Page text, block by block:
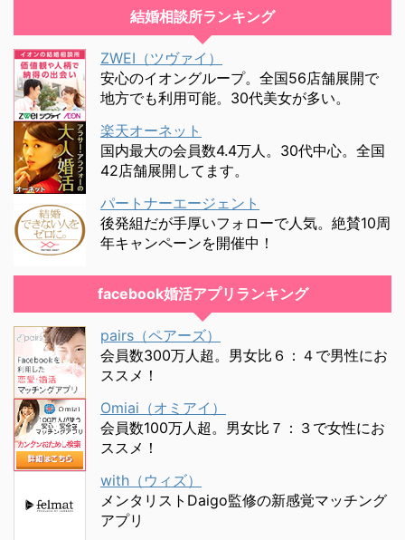
結婚相談所ランキング
ZWEI（ツヴァイ）
安心のイオングループ。全国56店舗展開で
地方でも利用可能。30代美女が多い。
楽天オーネット
国内最大の会員数4.4万人。30代中心。全国
42店舗展開してます。
パートナーエージェント
後発組だが手厚いフォローで人気。絶賛10周
年キャンペーンを開催中！
facebook婚活アプリランキング
pairs（ペアーズ）
会員数300万人超。男女比６：４で男性にお
ススメ！
Omiai（オミアイ）
会員数100万人超。男女比７：３で女性にお
ススメ！
with（ウィズ）
メンタリストDaigo監修の新感覚マッチング
アプリ